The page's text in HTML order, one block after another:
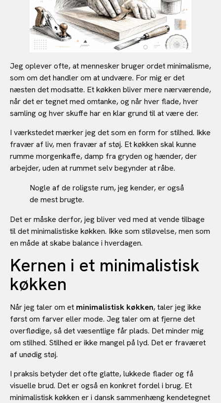
Jeg oplever ofte, at mennesker bruger ordet minimalisme,
som om det handler om at undvære. For mig er det
næsten det modsatte. Et køkken bliver mere nærværende,
når det er tegnet med omtanke, og når hver flade, hver
samling og hver skuffe har en klar grund til at være der.
I værkstedet mærker jeg det som en form for stilhed. Ikke
fravær af liv, men fravær af støj. Et køkken skal kunne
rumme morgenkaffe, damp fra gryden og hænder, der
arbejder, uden at rummet selv begynder at råbe.
Nogle af de roligste rum, jeg kender, er også
de mest brugte.
Det er måske derfor, jeg bliver ved med at vende tilbage
til det minimalistiske køkken. Ikke som stiløvelse, men som
en måde at skabe balance i hverdagen.
Kernen i et minimalistisk
køkken
Når jeg taler om et minimalistisk køkken, taler jeg ikke
først om farver eller mode. Jeg taler om at fjerne det
overflødige, så det væsentlige får plads. Det minder mig
om stilhed. Stilhed er ikke mangel på lyd. Det er fraværet
af unødig støj.
I praksis betyder det ofte glatte, lukkede flader og få
visuelle brud. Det er også en konkret fordel i brug. Et
minimalistisk køkken er i dansk sammenhæng kendetegnet